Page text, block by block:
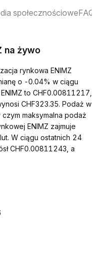
społecznościoweFAQ
na żywo
rynkowa ENIMZ
o -0.04% w ciągu
to CHF0.00811217,
CHF323.35. Podaż w
maksymalna podaż
ENIMZ zajmuje
W ciągu ostatnich 24
CHF0.00811243, a